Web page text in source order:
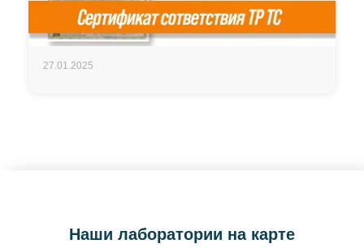
27.01.2025
Наши лаборатории на карте